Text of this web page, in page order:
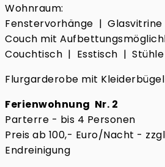
Wohnraum:
Fenstervorhänge |
Couch mit
Couchtisch | Esstisch |
Flurgarderobe mit
Ferienwohnung Nr. 2
Parterre - bis 4 Personen
Preis ab 100,- Euro/Nacht -
Endreinigung